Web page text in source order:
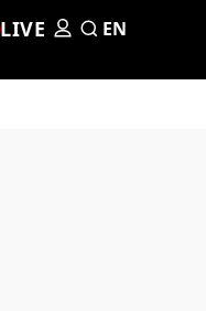
LIVE EN